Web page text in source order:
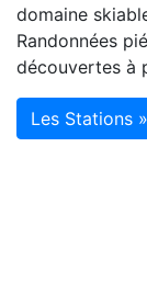
domaine
Randonnées
découvertes à
Les Stations »